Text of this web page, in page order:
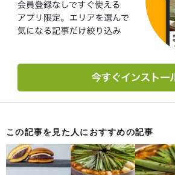
この記事を見た人におすすめの記事